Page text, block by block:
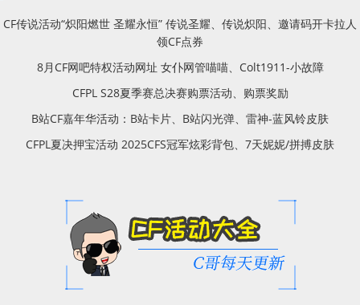
CF传说活动“炽阳燃世 圣耀永恒” 传说圣耀、传说炽阳、邀请码开卡拉人
领CF点券
8月CF网吧特权活动网址 女仆网管喵喵、Colt1911-小故障
CFPL S28夏季赛总决赛购票活动、购票奖励
B站CF嘉年华活动：B站卡片、B站闪光弹、雷神-蓝风铃皮肤
CFPL夏决押宝活动 2025CFS冠军炫彩背包、7天妮妮/拼搏皮肤